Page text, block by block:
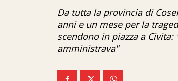
Da tutta la provincia di
anni e un mese per la
scendono in piazza a
amministrava"